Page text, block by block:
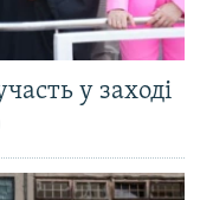
у заході